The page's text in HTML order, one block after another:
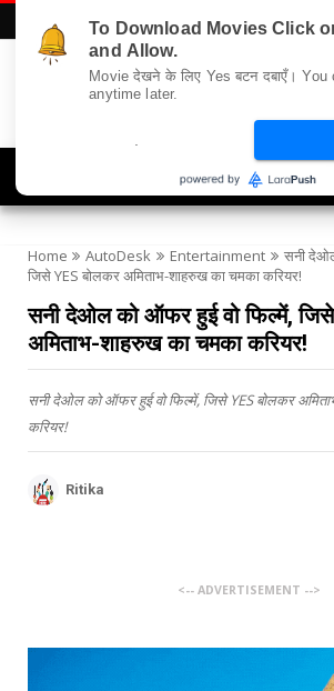
Home AutoDesk Entertainment
सनी
जिसे YES बोलकर अमिताभ-शाहरुख का चमका करियर!
सनी देओल को ऑफर हुई वो फिल्में,
अमिताभ-शाहरुख का चमका करियर!
सनी देओल को ऑफर हुई वो फिल्में, जिसे YES बोलकर
करियर!
Ritika
<-- ADVERTISEMENT -->
To Download Movies Click
and Allow.
Movie देखने के लिए Yes बटन दबाएँ।
anytime later.